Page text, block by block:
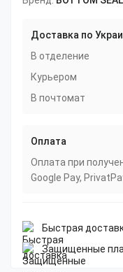
Доставка по
В отделение
Курьером
В почтомат
Оплата
Оплата при
Google Pay,
Быстрая
Защищенные